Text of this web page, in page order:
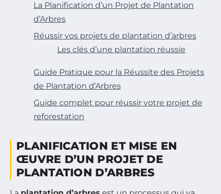
La Planification d’un Projet de Plantation
d’Arbres
Réussir vos projets de plantation d’arbres
Les clés d’une plantation réussie
Guide Pratique pour la Réussite des Projets
de Plantation d’Arbres
Guide complet pour réussir votre projet de
reforestation
PLANIFICATION ET MISE EN
ŒUVRE D’UN PROJET DE
PLANTATION D’ARBRES